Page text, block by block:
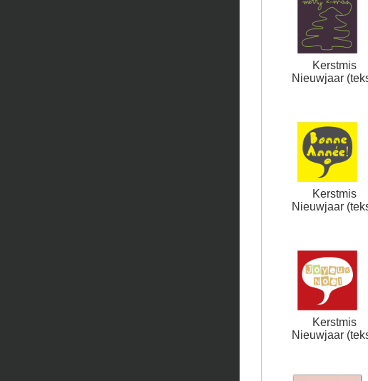
Kerstmis
Nieuwjaar
Kerstmis
Nieuwjaar
Kerstmis
Nieuwjaar